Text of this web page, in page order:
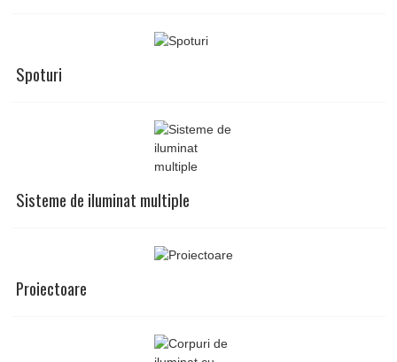
Spoturi
Sisteme de iluminat multiple
Proiectoare